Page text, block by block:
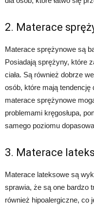
2. Materace
Materace sprężynowe są
Posiadają sprężyny, które
ciała. Są również dobrze
osób, które mają tendencję
materace sprężynowe
problemami kręgosłupa,
samego poziomu
3. Materace
Materace lateksowe są
sprawia, że są one bardzo
również hipoalergiczne, co